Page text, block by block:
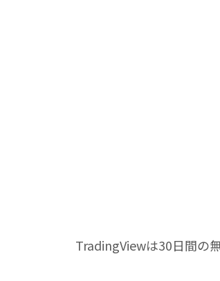
TradingViewは30日間の